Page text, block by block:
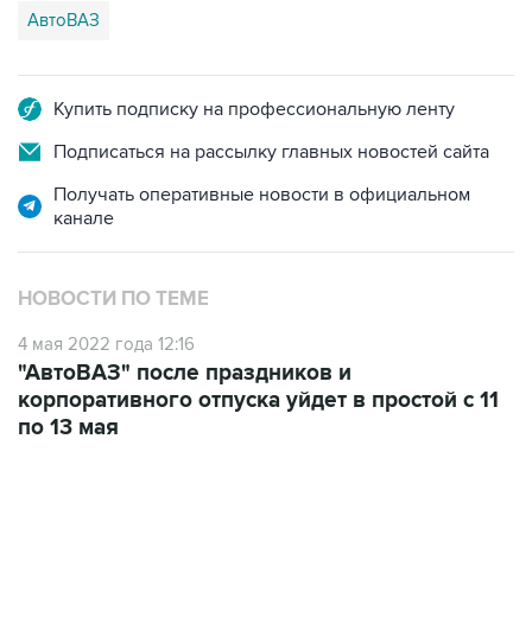
АвтоВАЗ
Купить подписку на профессиональную ленту
Подписаться на рассылку главных новостей сайта
Получать оперативные новости в официальном
канале
НОВОСТИ ПО ТЕМЕ
4 мая 2022 года 12:16
"АвтоВАЗ" после праздников и
корпоративного отпуска уйдет в простой с 11
по 13 мая